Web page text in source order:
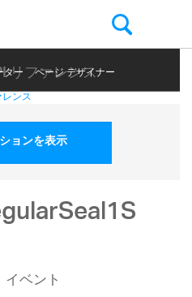
リファレンス
ー ページ デザイナー
ンス
ョンを表示
イベント